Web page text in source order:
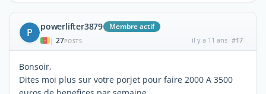
P powerlifter3879 Membre actif
| 27POSTS il y a 11 ans #17
Bonsoir,
Dites moi plus sur votre porjet pour faire 2000 A 3500